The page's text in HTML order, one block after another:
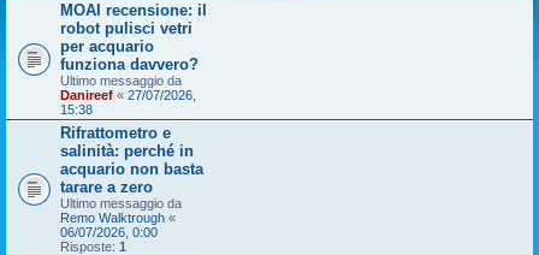
MOAI recensione: il
robot pulisci vetri
per acquario
funziona davvero?
Ultimo messaggio da
Danireef « 27/07/2026,
15:38
Rifrattometro e
salinità: perché in
acquario non basta
tarare a zero
Ultimo messaggio da
Remo Walktrough «
06/07/2026, 0:00
Risposte: 1